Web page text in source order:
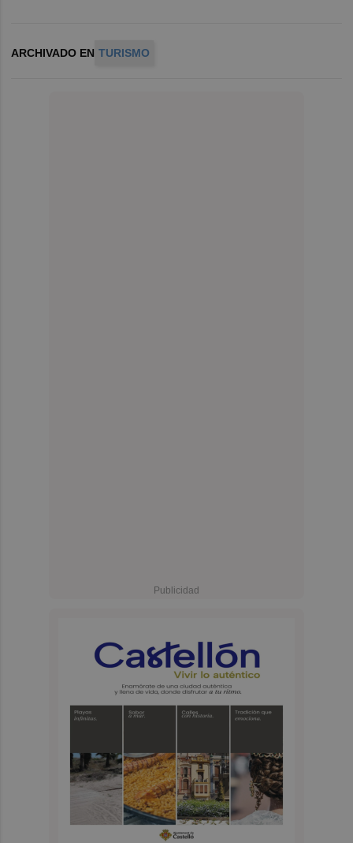
ARCHIVADO EN TURISMO